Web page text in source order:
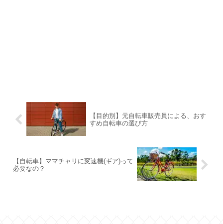
【目的別】元自転車販売員による、おす
すめ自転車の選び方
【自転車】ママチャリに変速機(ギア)って
必要なの？